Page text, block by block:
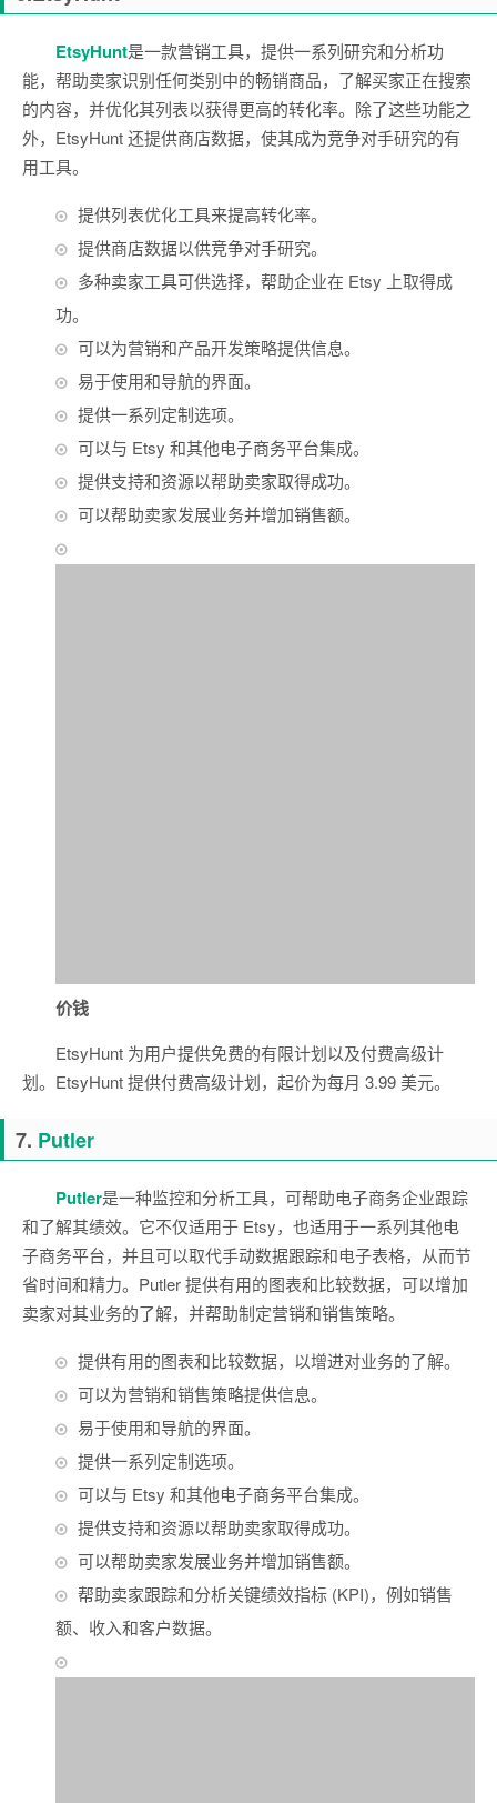
EtsyHunt是一款营销工具，提供一系列研究和分析功
能，帮助卖家识别任何类别中的畅销商品，了解买家正在搜索
的内容，并优化其列表以获得更高的转化率。除了这些功能之
外，EtsyHunt 还提供商店数据，使其成为竞争对手研究的有
用工具。
提供列表优化工具来提高转化率。
提供商店数据以供竞争对手研究。
多种卖家工具可供选择，帮助企业在 Etsy 上取得成
功。
可以为营销和产品开发策略提供信息。
易于使用和导航的界面。
提供一系列定制选项。
可以与 Etsy 和其他电子商务平台集成。
提供支持和资源以帮助卖家取得成功。
可以帮助卖家发展业务并增加销售额。
价钱
EtsyHunt 为用户提供免费的有限计划以及付费高级计
划。EtsyHunt 提供付费高级计划，起价为每月 3.99 美元。
7. Putler
Putler是一种监控和分析工具，可帮助电子商务企业跟踪
和了解其绩效。它不仅适用于 Etsy，也适用于一系列其他电
子商务平台，并且可以取代手动数据跟踪和电子表格，从而节
省时间和精力。Putler 提供有用的图表和比较数据，可以增加
卖家对其业务的了解，并帮助制定营销和销售策略。
提供有用的图表和比较数据，以增进对业务的了解。
可以为营销和销售策略提供信息。
易于使用和导航的界面。
提供一系列定制选项。
可以与 Etsy 和其他电子商务平台集成。
提供支持和资源以帮助卖家取得成功。
可以帮助卖家发展业务并增加销售额。
帮助卖家跟踪和分析关键绩效指标 (KPI)，例如销售
额、收入和客户数据。